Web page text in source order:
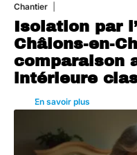
Chantier
Isolation par
Châlons-en-
comparaison
intérieure
En savoir plus